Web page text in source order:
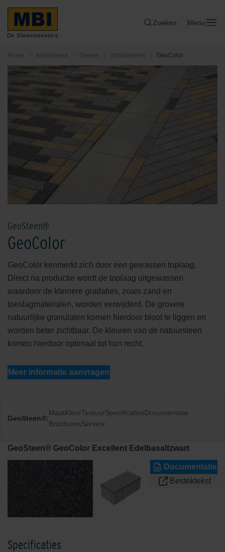
Zoeken Menu
Home / Assortiment / Stenen / Straatstenen / GeoColor
GeoSteen®
GeoColor
GeoColor kenmerkt zich door een gewassen toplaag.
Direct na productie wordt de toplaag uitgewassen
waardoor de kleinere gradaties, zoals zand en
toeslagmaterialen, worden verwijderd. De grovere
natuurlijke granulaten komen hierdoor bloot te liggen en
worden beter zichtbaar. De kleuren van de natuursteen
komen hierdoor optimaal tot hun recht.
Meer informatie aanvragen
GeoSteen®:
MaatKleurTextuurSpecificatiesDocumentatie
BrochuresService
GeoSteen® GeoColor Excellent Edelbasaltzwart
Documentatie
Bestektekst
Specificaties